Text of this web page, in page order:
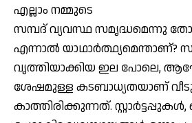
എല്ലാം നമ്മുടെ
സമ്പദ് വ്യവസ്ഥ സമൃദ്ധമെന്നു
എന്നാല്‍ യാഥാര്‍ത്ഥ്യമെന്താണ്?
വൃത്തിയാക്കിയ ഇല പോലെ,
ശേഷമുള്ള കടബാധ്യതയാണ്
കാത്തിരിക്കുന്നത്.